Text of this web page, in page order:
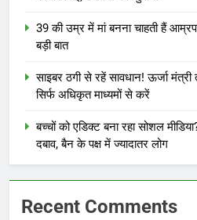
39 की उम्र में मां बनना चाहती हैं
बड़ी बात
साइबर ठगी से रहें सावधान! ऊर्जा
सिर्फ अधिकृत माध्यमों से करें
बच्चों को एडिक्ट बना रहा सोशल
दबाव, बैन के पक्ष में ज्यादातर लोग
Recent Comments